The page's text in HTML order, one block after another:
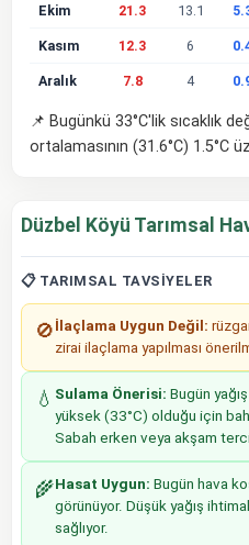
Ekim 21.3 13.1
Kasım 12.3 6
Aralık 7.8 4
📌 Bugünkü 33°C'lik sıcaklık
ortalamasının (31.6°C) 1.5°C
Düzbel Köyü Tarımsal
📋 TARIMSAL TAVSIYELER
🚫 İlaçlama Uygun Değil:
zirai ilaçlama yapılması
💧 Sulama Önerisi: Bugün
yüksek (33°C) olduğu için
Sabah erken veya akşam
🌾Hasat Uygun: Bugün hava
görünüyor. Düşük yağış
sağlıyor.